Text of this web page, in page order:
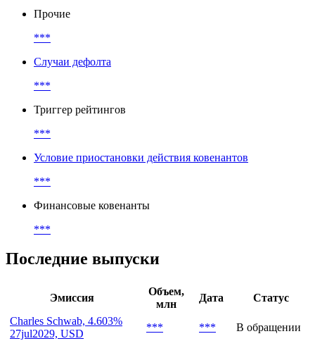
Прочие
***
Случаи дефолта
***
Триггер рейтингов
***
Условие приостановки действия ковенантов
***
Финансовые ковенанты
***
Последние выпуски
Эмиссия
Объем,
млн
Дата
Статус
Charles Schwab, 4.603%
27jul2029, USD
*** ***
В обращении